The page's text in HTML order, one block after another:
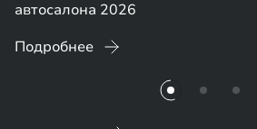
автосалона 2026
Подробнее